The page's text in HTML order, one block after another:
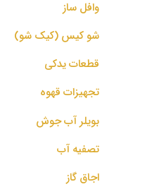
وافل ساز
شو کیس (کیک شو)
قطعات یدکی
تجهیزات قهوه
بویلر آب جوش
تصفیه آب
اجاق گاز